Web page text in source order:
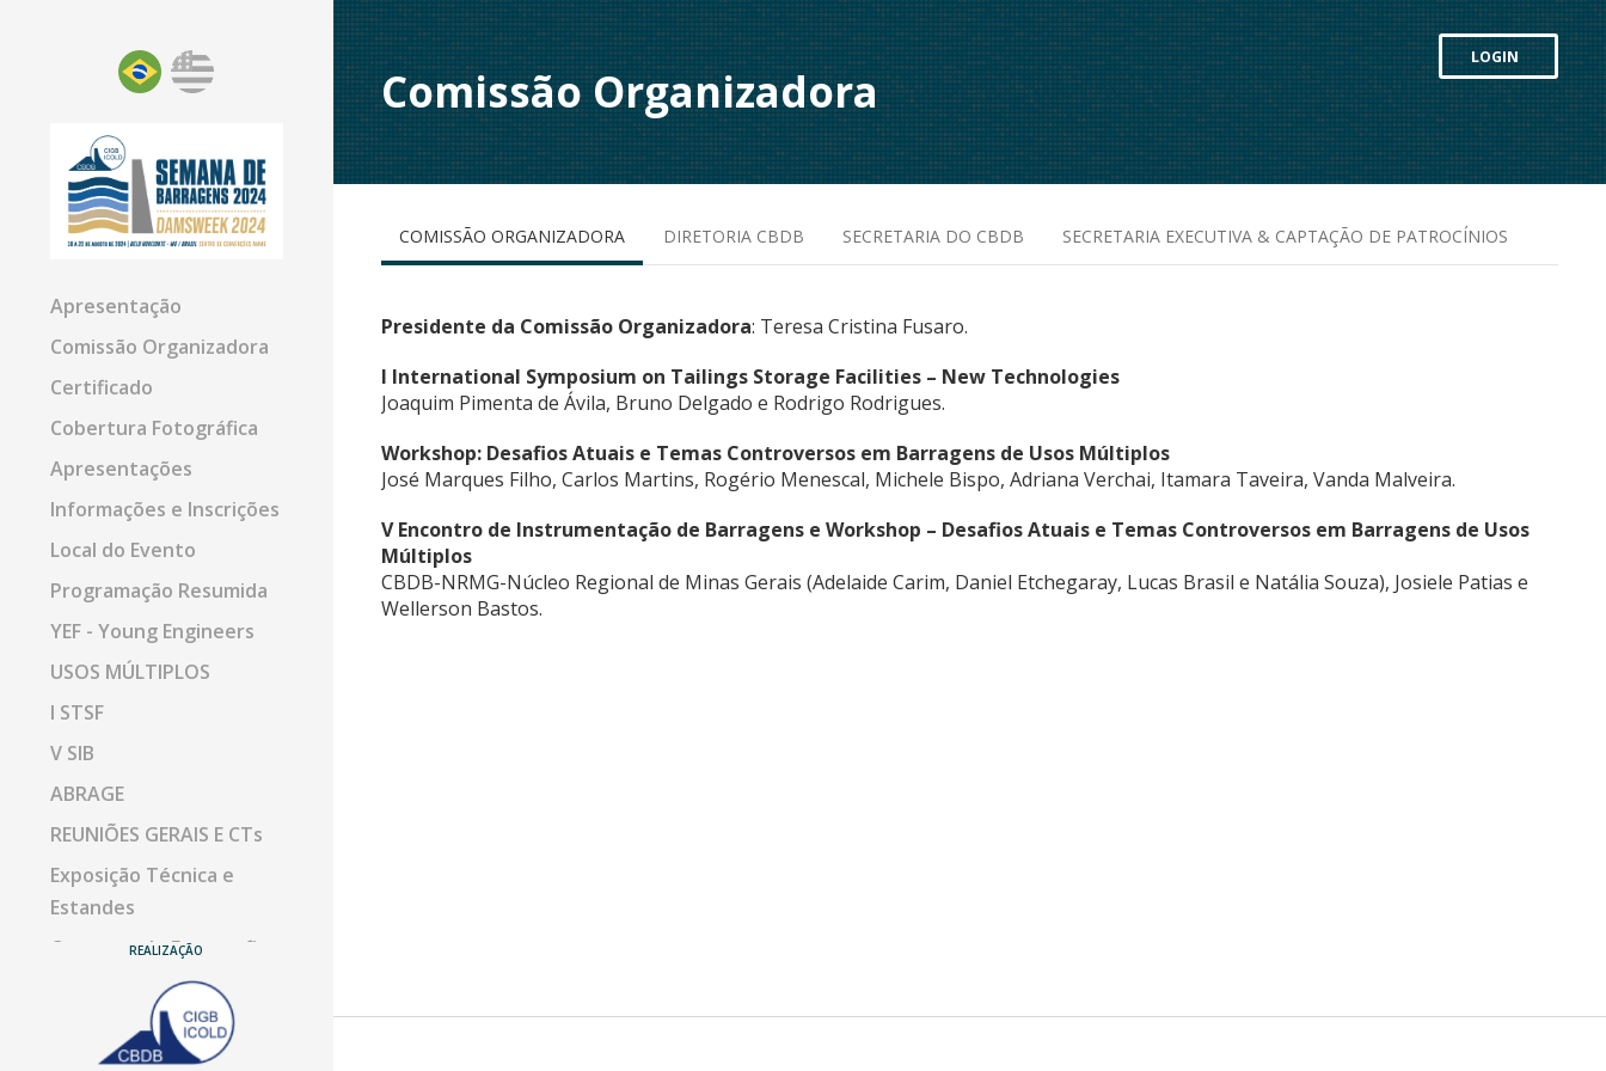
Apresentação
Comissão Organizadora
Certificado
Cobertura Fotográfica
Apresentações
Informações e Inscrições
Local do Evento
Programação Resumida
YEF - Young Engineers
USOS MÚLTIPLOS
I STSF
V SIB
ABRAGE
REUNIÕES GERAIS E CTs
Exposição Técnica e
Estandes
Concurso de Fotografia
Visitas Técnicas
Patrocínios
REALIZAÇÃO
Comissão Organizadora
LOGIN
COMISSÃO ORGANIZADORA DIRETORIA CBDB SECRETARIA DO CBDB SECRETARIA EXECUTIVA & CAPTAÇÃO DE PATROCÍNIOS
Presidente da Comissão Organizadora: Teresa Cristina Fusaro.
I International Symposium on Tailings Storage Facilities – New Technologies
Joaquim Pimenta de Ávila, Bruno Delgado e Rodrigo Rodrigues.
Workshop: Desafios Atuais e Temas Controversos em Barragens de Usos Múltiplos
José Marques Filho, Carlos Martins, Rogério Menescal, Michele Bispo, Adriana Verchai, Itamara Taveira, Vanda Malveira.
V Encontro de Instrumentação de Barragens e Workshop – Desafios Atuais e Temas Controversos em Barragens de Usos
Múltiplos
CBDB-NRMG-Núcleo Regional de Minas Gerais (Adelaide Carim, Daniel Etchegaray, Lucas Brasil e Natália Souza), Josiele Patias e
Wellerson Bastos.